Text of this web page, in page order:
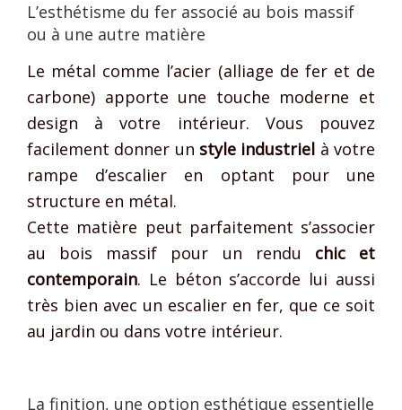
L’esthétisme du fer associé au bois massif
ou à une autre matière
Le métal comme l’acier (alliage de fer et de
carbone) apporte une touche moderne et
design à votre intérieur. Vous pouvez
facilement donner un style industriel à votre
rampe d’escalier en optant pour une
structure en métal.
Cette matière peut parfaitement s’associer
au bois massif pour un rendu chic et
contemporain. Le béton s’accorde lui aussi
très bien avec un escalier en fer, que ce soit
au jardin ou dans votre intérieur.
La finition, une option esthétique essentielle